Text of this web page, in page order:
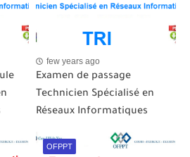
few years ago
Examen de passage
Technicien Spécialisé en
Réseaux Informatiques
OFPPT